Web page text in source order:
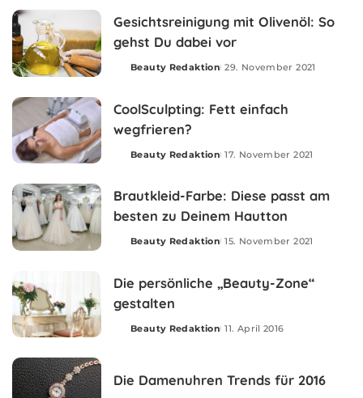
Gesichtsreinigung mit Olivenöl: So
gehst Du dabei vor
Posted
Beauty Redaktion 29. November 2021
CoolSculpting: Fett einfach
wegfrieren?
Posted
Beauty Redaktion 17. November 2021
Brautkleid-Farbe: Diese passt am
besten zu Deinem Hautton
Posted
Beauty Redaktion 15. November 2021
Die persönliche „Beauty-Zone“
gestalten
Posted
Beauty Redaktion 11. April 2016
Die Damenuhren Trends für 2016